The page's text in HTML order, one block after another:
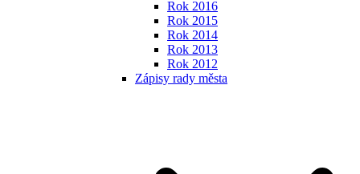
Rok 2016
Rok 2015
Rok 2014
Rok 2013
Rok 2012
Zápisy rady města